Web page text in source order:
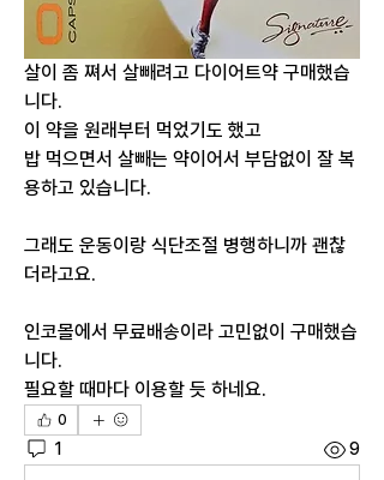
살이 좀 쪄서 살빼려고 다이어트약 구매했습
니다.
이 약을 원래부터 먹었기도 했고
밥 먹으면서 살빼는 약이어서 부담없이 잘 복
용하고 있습니다.
그래도 운동이랑 식단조절 병행하니까 괜찮
더라고요.
인코몰에서 무료배송이라 고민없이 구매했습
니다.
필요할 때마다 이용할 듯 하네요.
0
1 9